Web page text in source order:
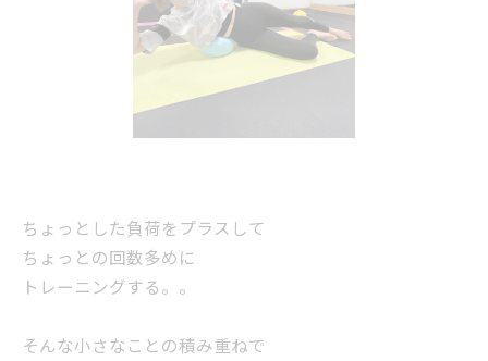
ちょっとした負荷をプラスして
ちょっとの回数多めに
トレーニングする。。
そんな小さなことの積み重ねで